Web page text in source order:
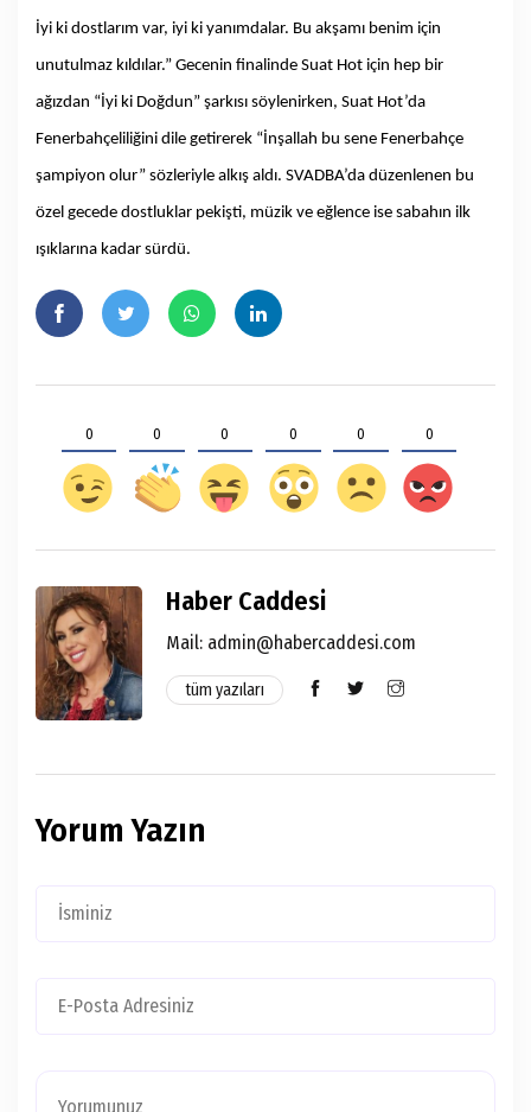
İyi ki dostlarım var, iyi ki yanımdalar. Bu akşamı benim için
unutulmaz kıldılar.” Gecenin finalinde Suat Hot için hep bir
ağızdan “İyi ki Doğdun” şarkısı söylenirken, Suat Hot’da
Fenerbahçeliliğini dile getirerek “İnşallah bu sene Fenerbahçe
şampiyon olur” sözleriyle alkış aldı. SVADBA’da düzenlenen bu
özel gecede dostluklar pekişti, müzik ve eğlence ise sabahın ilk
ışıklarına kadar sürdü.
0 0 0 0 0 0
Haber Caddesi
Mail: admin@habercaddesi.com
tüm yazıları
Yorum Yazın